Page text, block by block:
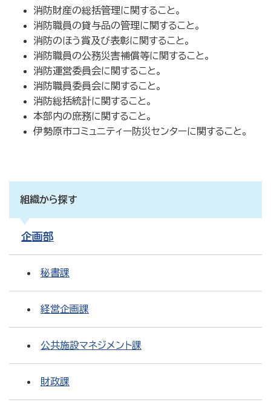
消防財産の総括管理に関すること。
消防職員の貸与品の管理に関すること。
消防のほう賞及び表彰に関すること。
消防職員の公務災害補償等に関すること。
消防運営委員会に関すること。
消防職員委員会に関すること。
消防総括統計に関すること。
本部内の庶務に関すること。
伊勢原市コミュニティー防災センターに関すること。
組織から探す
企画部
秘書課
経営企画課
公共施設マネジメント課
財政課